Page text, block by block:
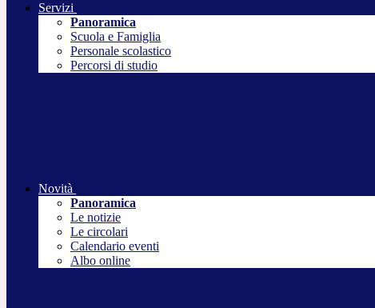
Servizi
Panoramica
Scuola e Famiglia
Personale scolastico
Percorsi di studio
Novità
Panoramica
Le notizie
Le circolari
Calendario eventi
Albo online